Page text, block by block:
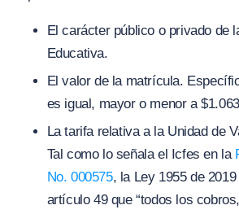
El carácter público o privado de
Educativa.
El valor de la matrícula.
es igual, mayor o menor a
La tarifa relativa a la Unidad de
Tal como lo señala el Icfes en la
No. 000575, la Ley 1955 de
artículo 49 que “todos los